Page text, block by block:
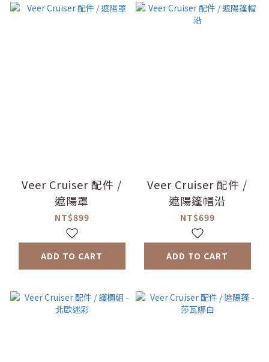
Veer Cruiser 配件 /
遮陽罩
NT$899
ADD TO CART
Veer Cruiser 配件 /
遮陽篷帽沿
NT$699
ADD TO CART